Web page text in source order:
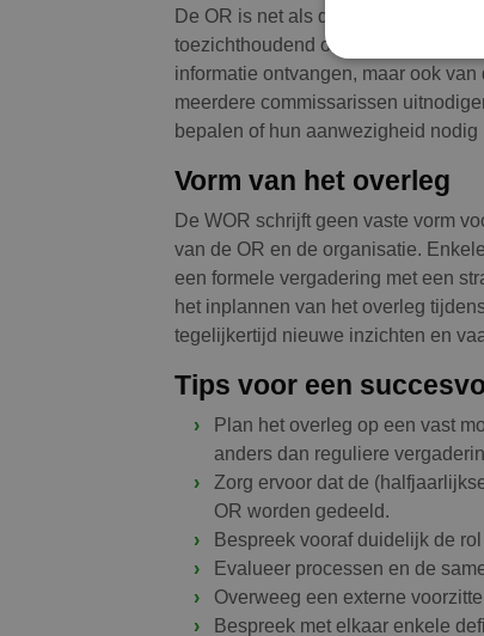
De OR is net als de Raad van
toezichthoudend orgaan. Het is
informatie ontvangen, maar ook
meerdere commissarissen
bepalen of hun aanwezigheid nodig
Vorm van het overleg
De WOR schrijft geen vaste vorm
van de OR en de organisatie.
een formele vergadering met een
het inplannen van het overleg
tegelijkertijd nieuwe inzichten en
Tips voor een
Plan het overleg op een vast
anders dan reguliere
Zorg ervoor dat de
OR worden gedeeld.
Bespreek vooraf duidelijk de
Evalueer processen en de
Overweeg een externe
Bespreek met elkaar enkele